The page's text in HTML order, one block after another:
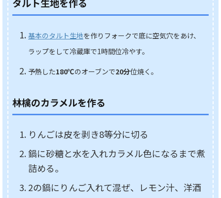
タルト生地を作る
基本のタルト生地を作りフォークで底に空気穴をあけ、
ラップをして冷蔵庫で1時間位冷やす。
予熱した180℃のオーブンで20分位焼く。
林檎のカラメルを作る
りんごは皮を剥き8等分に切る
鍋に砂糖と水を入れカラメル色になるまで煮
詰める。
2の鍋にりんご入れて混ぜ、レモン汁、洋酒